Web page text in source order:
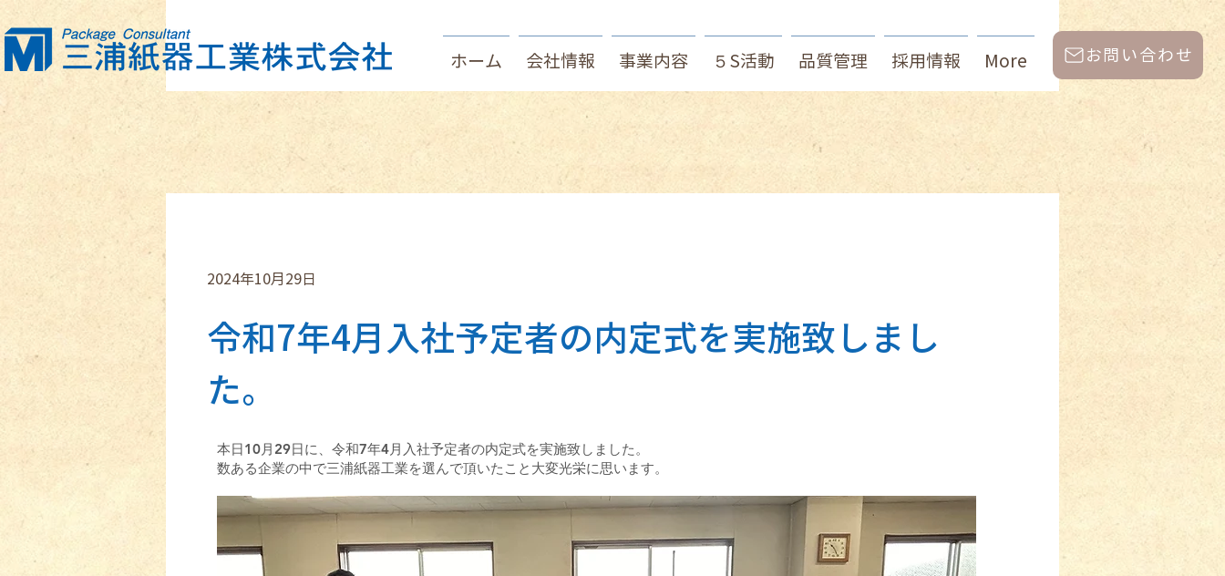
ホーム 会社情報 事業内容 ５S活動 品質管理 採用情報 More お問い合わせ
2024年10月29日
令和7年4月入社予定者の内定式を実施致しまし
た。
本日10月29日に、令和7年4月入社予定者の内定式を実施致しました。
数ある企業の中で三浦紙器工業を選んで頂いたこと大変光栄に思います。